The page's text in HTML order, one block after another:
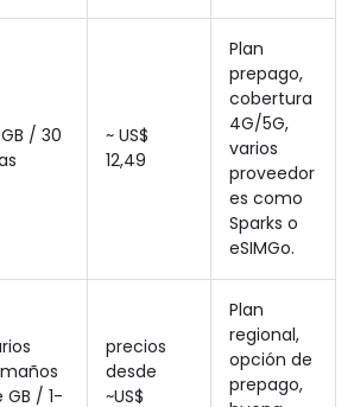
GB / 30
~ US$
12,49
Plan
prepago,
cobertura
4G/5G,
varios
proveedor
es como
Sparks o
eSIMGo.
GB / 1-
precios
desde
~US$
Plan
regional,
opción de
prepago,